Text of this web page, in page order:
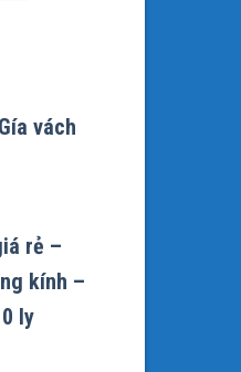
vách
rẻ –
kính –
ly